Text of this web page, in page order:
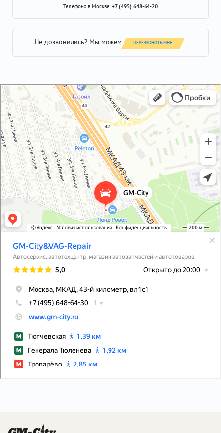
Телефона в Москве:+7 (495) 648-64-20
Не дозвонились? Мы можем ПЕРЕЗВОНИТЬ МНЕ
GM-City&VAG-Repair
Автосервис, автотехцентр в Москве
Магазин автозапчастей и автотоваров в Москве